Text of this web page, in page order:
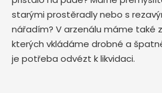
starými prostěradly nebo s
nářadím? V arzenálu máme také
kterých vkládáme drobné a
je potřeba odvézt k likvidaci.